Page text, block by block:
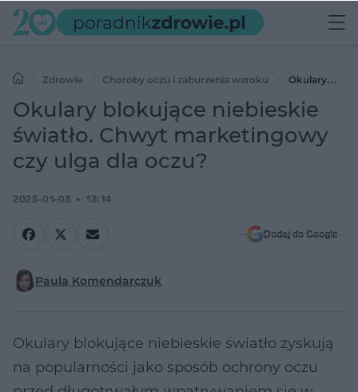
Zdrowie Choroby oczu i zaburzenia wzroku
Okulary
blokujące niebieskie światło. Chwyt marketingowy czy ulga dla
Okulary blokujące niebieskie
światło. Chwyt marketingowy
czy ulga dla oczu?
2025-01-03 13:14
Dodaj do Google
Paula Komendarczuk
Okulary blokujące niebieskie światło zyskują
na popularności jako sposób ochrony oczu